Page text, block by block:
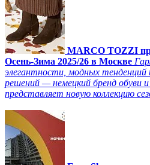
MARCO TOZZI
Осень-Зима 2025/26 в Москве
элегантности, модных тенденций
решений — немецкий бренд обуви
представляет новую коллекцию